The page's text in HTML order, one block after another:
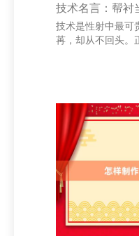
技术名言：帮衬
技术是性射中最可
苒，却从不回头。
念主老是在追悔当
下的每一刻。其实
是刻下的用功。
只消把捏好每一个
观念。 亘古亘今
技术的遑急性。爱
的灵感